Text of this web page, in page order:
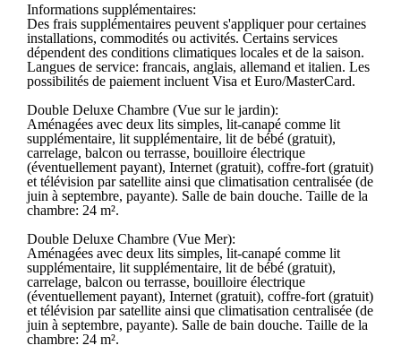
Informations supplémentaires:
Des frais supplémentaires peuvent s'appliquer pour certaines
installations, commodités ou activités. Certains services
dépendent des conditions climatiques locales et de la saison.
Langues de service: francais, anglais, allemand et italien. Les
possibilités de paiement incluent Visa et Euro/MasterCard.
Double Deluxe Chambre (Vue sur le jardin):
Aménagées avec deux lits simples, lit-canapé comme lit
supplémentaire, lit supplémentaire, lit de bébé (gratuit),
carrelage, balcon ou terrasse, bouilloire électrique
(éventuellement payant), Internet (gratuit), coffre-fort (gratuit)
et télévision par satellite ainsi que climatisation centralisée (de
juin à septembre, payante). Salle de bain douche. Taille de la
chambre: 24 m².
Double Deluxe Chambre (Vue Mer):
Aménagées avec deux lits simples, lit-canapé comme lit
supplémentaire, lit supplémentaire, lit de bébé (gratuit),
carrelage, balcon ou terrasse, bouilloire électrique
(éventuellement payant), Internet (gratuit), coffre-fort (gratuit)
et télévision par satellite ainsi que climatisation centralisée (de
juin à septembre, payante). Salle de bain douche. Taille de la
chambre: 24 m².